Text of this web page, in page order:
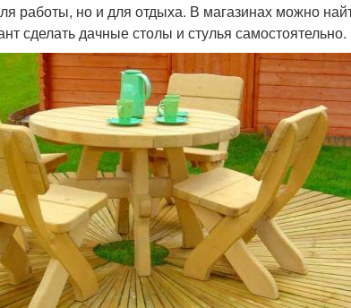
работы, но и для отдыха. В магазинах можно
сделать дачные столы и стулья самостоятельно.